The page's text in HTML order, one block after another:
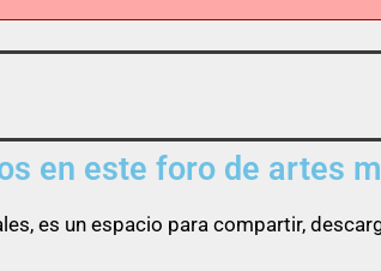
en este foro de artes
, es un espacio para compartir,